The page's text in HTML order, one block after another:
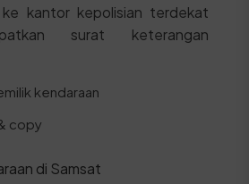
kantor kepolisian terdekat
surat keterangan
kendaraan
copy
di Samsat